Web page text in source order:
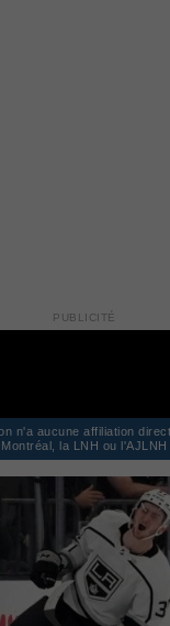
PUBLICITÉ
n'a aucune affiliation
Montréal, la LNH ou l'AJLNH